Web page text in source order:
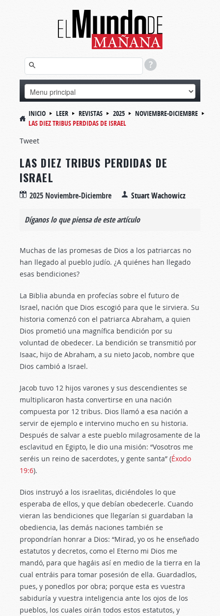
INICIO LEER REVISTAS 2025
NOVIEMBRE-DICIEMBRE
LAS DIEZ TRIBUS PERDIDAS DE ISRAEL
Tweet
LAS DIEZ TRIBUS PERDIDAS DE
ISRAEL
2025 Noviembre-Diciembre Stuart Wachowicz
Díganos lo que piensa de este artículo
Muchas de las promesas de Dios a los patriarcas no
han llegado al pueblo judío. ¿A quiénes han llegado
esas bendiciones?
La Biblia abunda en profecías sobre el futuro de
Israel, nación que Dios escogió para que le sirviera. Su
historia comenzó con el patriarca Abraham, a quien
Dios prometió una magnífica bendición por su
voluntad de obedecer. La bendición se transmitió por
Isaac, hijo de Abraham, a su nieto Jacob, nombre que
Dios cambió a Israel.
Jacob tuvo 12 hijos varones y sus descendientes se
multiplicaron hasta convertirse en una nación
compuesta por 12 tribus. Dios llamó a esa nación a
servir de ejemplo e intervino mucho en su historia.
Después de salvar a este pueblo milagrosamente de la
esclavitud en Egipto, le dio una misión: “Vosotros me
seréis un reino de sacerdotes, y gente santa” (Éxodo
19:6).
Dios instruyó a los israelitas, diciéndoles lo que
esperaba de ellos, y que debían obedecerle. Cuando
vieran las bendiciones que llegarían si guardaban la
obediencia, las demás naciones también se
propondrían honrar a Dios: “Mirad, yo os he enseñado
estatutos y decretos, como el Eterno mi Dios me
mandó, para que hagáis así en medio de la tierra en la
cual entráis para tomar posesión de ella. Guardadlos,
pues, y ponedlos por obra; porque esta es vuestra
sabiduría y vuestra inteligencia ante los ojos de los
pueblos, los cuales oirán todos estos estatutos, y